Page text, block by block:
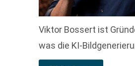
Viktor Bossert ist
was die KI-